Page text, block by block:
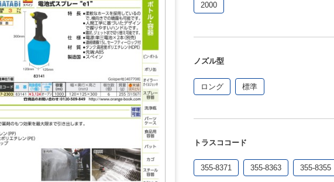
2000
ノズル型
ロング 標準
トラスココード
355-8371 355-8363 355-8355